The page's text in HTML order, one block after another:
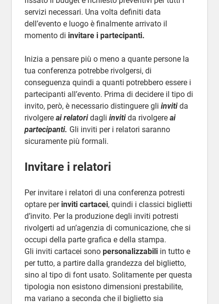
servizi necessari. Una volta definiti data
dell’evento e luogo è finalmente arrivato il
momento di invitare i partecipanti.
Inizia a pensare più o meno a quante persone la
tua conferenza potrebbe rivolgersi, di
conseguenza quindi a quanti potrebbero essere i
partecipanti all’evento. Prima di decidere il tipo di
invito, però, è necessario distinguere gli invitida
rivolgere ai relatoridagli invitida rivolgere ai
partecipanti. Gli inviti per i relatori saranno
sicuramente più formali.
Invitare i relatori
Per invitare i relatori di una conferenza potresti
optare per inviti cartacei, quindi i classici biglietti
d’invito. Per la produzione degli inviti potresti
rivolgerti ad un’agenzia di comunicazione, che si
occupi della parte grafica e della stampa.
Gli inviti cartacei sono personalizzabili in tutto e
per tutto, a partire dalla grandezza del biglietto,
sino al tipo di font usato. Solitamente per questa
tipologia non esistono dimensioni prestabilite,
ma variano a seconda che il biglietto sia